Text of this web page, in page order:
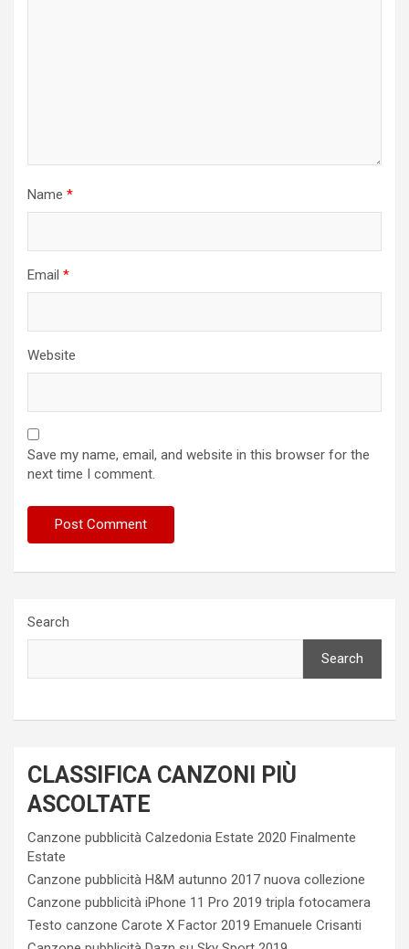
Name *
Email *
Website
Save my name, email, and website in this browser for the
next time I comment.
Search
Search
CLASSIFICA CANZONI PIÙ
ASCOLTATE
Canzone pubblicità Calzedonia Estate 2020 Finalmente
Estate
Canzone pubblicità H&M autunno 2017 nuova collezione
Canzone pubblicità iPhone 11 Pro 2019 tripla fotocamera
Testo canzone Carote X Factor 2019 Emanuele Crisanti